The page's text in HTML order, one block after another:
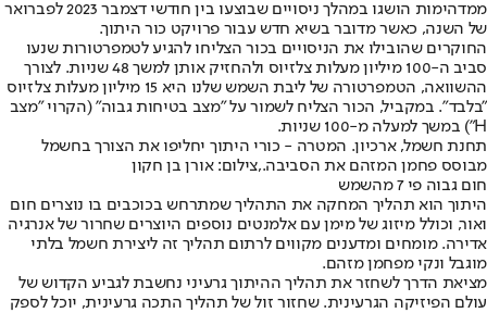
ממדהימות הושגו במהלך ניסויים שבוצעו בין חודשי דצמבר 2023 לפברואר
של השנה, כאשר מדובר בשיא חדש עבור פרויקט כור היתוך.
החוקרים שהובילו את הניסויים בכור הצליחו להגיע לטמפרטורות שנעו
סביב ה-100 מיליון מעלות צלזיוס ולהחזיק אותן למשך 48 שניות. לצורך
ההשוואה, הטמפרטורה של ליבת השמש שלנו היא 15 מיליון מעלות צלזיוס
"בלבד". במקביל, הכור הצליח לשמור על "מצב בטיחות גבוה" (הקרוי "מצב
H") במשך למעלה מ-100 שניות.
תחנת חשמל, ארכיון. המטרה - כורי היתוך יחליפו את הצורך בחשמל
מבוסס פחמן המזהם את הסביבה.,צילום: אורן בן חקון
חום גבוה פי 7 מהשמש
היתוך הוא תהליך המחקה את התהליך שמתרחש בכוכבים בו נוצרים חום
ואור, וכולל מיזוג של מימן עם אלמנטים נוספים היוצרים שחרור של אנרגיה
אדירה. מומחים ומדענים מקווים לרתום תהליך זה ליצירת חשמל בלתי
מוגבל ונקי מפחמן מזהם.
מציאת הדרך לשחזר את תהליך ההיתוך גרעיני נחשבת לגביע הקדוש של
עולם הפיזיקה הגרעינית. שחזור זול של תהליך התכה גרעינית, יוכל לספק